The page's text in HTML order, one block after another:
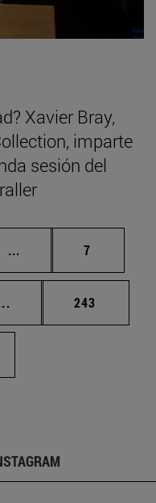
Xavier Bray,
imparte
sesión del
... Páginas intermedias
Página
7
Páginas intermedias
Página
243